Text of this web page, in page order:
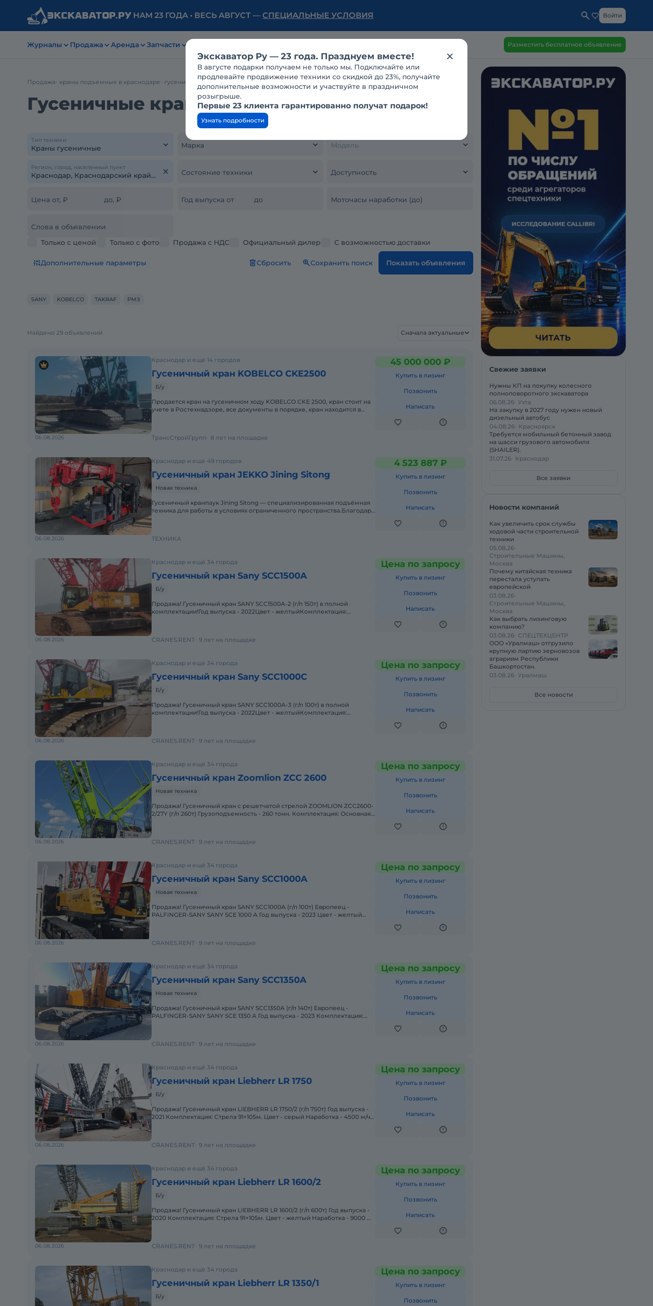
НАМ 23 ГОДА • ВЕСЬ АВГУСТ — СПЕЦИАЛЬНЫЕ УСЛОВИЯ Войти
Журналы Продажа Аренда Запчасти Разместить бесплатное объявление
Продажа краны подъемные в краснодаре гусеничные краны
Гусеничные краны в Краснодаре
Тип техники
Марка Модель
Регион, город, населенный пункт
Состояние техники Доступность
Цена от, ₽ до, ₽ Год выпуска от до Моточасы наработки (до)
Слова в объявлении
Только с ценой
Только с фото Продажа с НДС Официальный дилер С возможностью доставки
Дополнительные параметры Сбросить Сохранить поиск Показать объявления
SANY KOBELCO TAKRAF РМЗ
Найдено 29 объявлений Сначала актуальные
Краснодар и ещё 14 городов
Гусеничный кран KOBELCO CKE2500
Б/у
Продается кран на гусеничном ходу KOBELСO CKE 2500, кран стоит на
учете в Ростехнадзоре, все документы в порядке, кран находится в
45 000 000 ₽
Купить в лизинг
Позвонить
Написать
06.08.2026 ТрансСтройГрупп 8 лет на площадке
Краснодар и ещё 49 городов
Гусеничный кран JEKKO Jining Sitong
Новая техника
Гусеничный кранпаук Jining Sitong — специализированная подъёмная
техника для работы в условиях ограниченного пространства.Благодаря
4 523 887 ₽
Купить в лизинг
Позвонить
Написать
06.08.2026 ТЕХНИКА
Краснодар и ещё 34 города
Гусеничный кран Sany SCC1500A
Б/у
Продажа! Гусеничный кран SANY SCC1500A-2 (г/п 150т) в полной
комплектации!Год выпуска - 2022Цвет - желтыйКомплектация:
Цена по запросу
Купить в лизинг
Позвонить
Написать
06.08.2026 CRANES.RENT 9 лет на площадке
Краснодар и ещё 34 города
Гусеничный кран Sany SCC1000C
Б/у
Продажа! Гусеничный кран SANY SCC1000A-3 (г/п 100т) в полной
комплектации!Год выпуска - 2022Цвет - желтыйКомплектация:
Цена по запросу
Купить в лизинг
Позвонить
Написать
06.08.2026 CRANES.RENT 9 лет на площадке
Краснодар и ещё 34 города
Гусеничный кран Zoomlion ZCC 2600
Новая техника
Продажа! Гусеничный кран с решетчатой стрелой ZOOMLION ZCC2600-
2/27Y (г/п 260т) Грузоподъемность - 260 тонн. Комплектация: Основная
Цена по запросу
Купить в лизинг
Позвонить
Написать
06.08.2026 CRANES.RENT 9 лет на площадке
Краснодар и ещё 34 города
Гусеничный кран Sany SCC1000A
Новая техника
Продажа! Гусеничный кран SANY SCC1000A (г/п 100т) Европеец -
PALFINGER-SANY SANY SCE 1000 A Год выпуска - 2023 Цвет - желтый
Цена по запросу
Купить в лизинг
Позвонить
Написать
06.08.2026 CRANES.RENT 9 лет на площадке
Краснодар и ещё 34 города
Гусеничный кран Sany SCC1350A
Новая техника
Продажа! Гусеничный кран SANY SCC1350A (г/п 140т) Европеец -
PALFINGER-SANY SANY SCE 1350 A Год выпуска - 2023 Комплектация:
Цена по запросу
Купить в лизинг
Позвонить
Написать
06.08.2026 CRANES.RENT 9 лет на площадке
Краснодар и ещё 34 города
Гусеничный кран Liebherr LR 1750
Б/у
Продажа! Гусеничный кран LIEBHERR LR 1750/2 (г/п 750т) Год выпуска -
2021 Комплектация: Стрела 91+105м. Цвет - серый Наработка - 4500 м/ч.
Цена по запросу
Купить в лизинг
Позвонить
Написать
06.08.2026 CRANES.RENT 9 лет на площадке
Краснодар и ещё 34 города
Гусеничный кран Liebherr LR 1600/2
Б/у
Продажа! Гусеничный кран LIEBHERR LR 1600/2 (г/п 600т) Год выпуска -
2020 Комплектация: Стрела 91+105м. Цвет - желтый Наработка - 9000 м/
Цена по запросу
Купить в лизинг
Позвонить
Написать
06.08.2026 CRANES.RENT 9 лет на площадке
Краснодар и ещё 34 города
Гусеничный кран Liebherr LR 1350/1
Б/у
Цена по запросу
Купить в лизинг
Позвонить
Свежие заявки
Нужны КП на покупку колесного
полноповоротного экскаватора
06.08.26 Ухта
На закупку в 2027 году нужен новый
дизельный автобус
04.08.26 Красноярск
Требуется мобильный бетонный завод
на шасси грузового автомобиля
(SHAILER).
31.07.26 Краснодар
Все заявки
Новости компаний
Как увеличить срок службы
ходовой части строительной
техники
05.08.26
Строительные Машины,
Москва
Почему китайская техника
перестала уступать
европейской
03.08.26
Строительные Машины,
Москва
Как выбрать лизинговую
компанию?
03.08.26 СПЕЦТЕХЦЕНТР
ООО «Уралмаш» отгрузило
крупную партию зерновозов
аграриям Республики
Башкортостан.
03.08.26 Уралмаш
Все новости
Экскаватор Ру — 23 года. Празднуем вместе!
В августе подарки получаем не только мы. Подключайте или
продлевайте продвижение техники со скидкой до 23%, получайте
дополнительные возможности и участвуйте в праздничном
розыгрыше.
Первые 23 клиента гарантированно получат подарок!
Узнать подробности